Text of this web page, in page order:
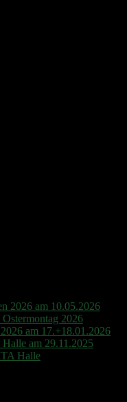
2026 am 10.05.2026
2026
am 17.+18.01.2026
am 29.11.2025
Halle